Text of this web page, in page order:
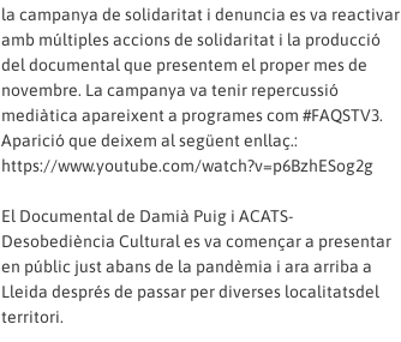
la campanya de solidaritat i denuncia es va reactivar
amb múltiples accions de solidaritat i la producció
del documental que presentem el proper mes de
novembre. La campanya va tenir repercussió
mediàtica apareixent a programes com#FAQSTV3.
Aparició que deixem al següent enllaç.:
https://www.youtube.com/watch?v=p6BzhESog2g
El Documental de Damià Puig i ACATS-
Desobediència Cultural es va començar a presentar
en públic just abans de la pandèmia i ara arriba a
Lleida després de passar per diverses localitatsdel
territori.